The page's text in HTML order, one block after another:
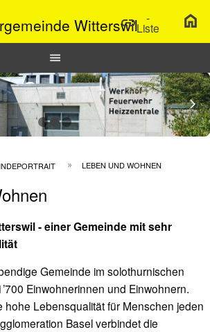
Witterswil
link -
Liste home
Hauptnavigation
Top
Bar
menu
Slide arrow_forward_ios
LEBEN UND WOHNEN
- einer Gemeinde mit sehr
Gemeinde im solothurnischen
Einwohnerinnen und Einwohnern.
hohe Lebensqualität für Menschen jeden
Basel verbindet die